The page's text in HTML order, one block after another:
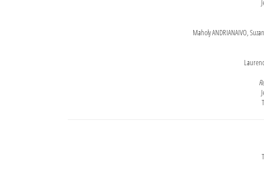
Maholy ANDRIANAIVO,